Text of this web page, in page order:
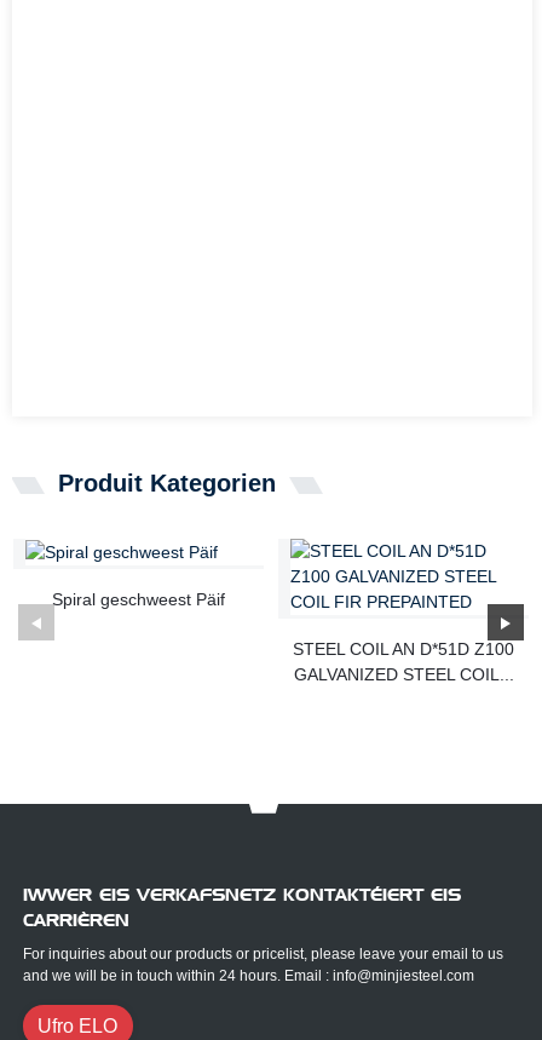
Produit Kategorien
Spiral geschweest Päif
STEEL COIL AN D*51D Z100
GALVANIZED STEEL COIL...
IWWER EIS VERKAFSNETZ KONTAKTÉIERT EIS
CARRIÈREN
For inquiries about our products or pricelist, please leave your email to us
and we will be in touch within 24 hours. Email : info@minjiesteel.com
Ufro ELO